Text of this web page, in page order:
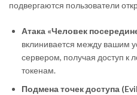
подвергаются пользователи
Атака «Человек
вклинивается между вашим
сервером, получая доступ к
токенам.
Подмена точек доступа